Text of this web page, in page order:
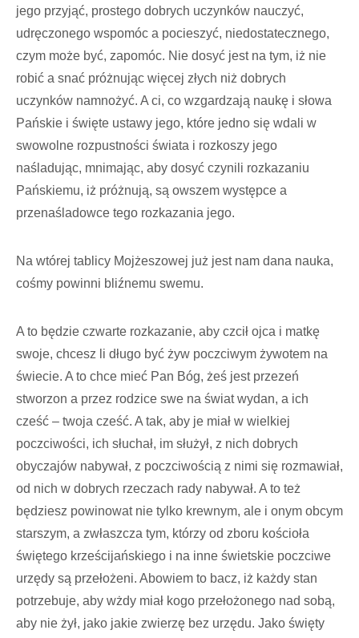
jego przyjąć, prostego dobrych uczynków nauczyć,
udręczonego wspomóc a pocieszyć, niedostatecznego,
czym może być, zapomóc. Nie dosyć jest na tym, iż nie
robić a snać próżnując więcej złych niż dobrych
uczynków namnożyć. A ci, co wzgardzają naukę i słowa
Pańskie i święte ustawy jego, które jedno się wdali w
swowolne rozpustności świata i rozkoszy jego
naśladując, mnimając, aby dosyć czynili rozkazaniu
Pańskiemu, iż próżnują, są owszem występce a
przenaśladowce tego rozkazania jego.
Na wtórej tablicy Mojżeszowej już jest nam dana nauka,
cośmy powinni bliźnemu swemu.
A to będzie czwarte rozkazanie, aby czcił ojca i matkę
swoje, chcesz li długo być żyw poczciwym żywotem na
świecie. A to chce mieć Pan Bóg, żeś jest przezeń
stworzon a przez rodzice swe na świat wydan, a ich
cześć – twoja cześć. A tak, aby je miał w wielkiej
poczciwości, ich słuchał, im służył, z nich dobrych
obyczajów nabywał, z poczciwością z nimi się rozmawiał,
od nich w dobrych rzeczach rady nabywał. A to też
będziesz powinowat nie tylko krewnym, ale i onym obcym
starszym, a zwłaszcza tym, którzy od zboru kościoła
świętego krześcijańskiego i na inne świetskie poczciwe
urzędy są przełożeni. Abowiem to bacz, iż każdy stan
potrzebuje, aby wżdy miał kogo przełożonego nad sobą,
aby nie żył, jako jakie zwierzę bez urzędu. Jako święty